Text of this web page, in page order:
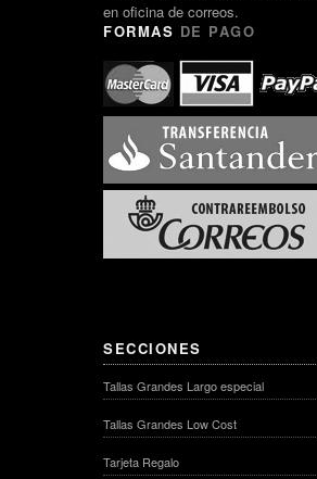
en oficina de correos.
FORMAS DE PAGO
SECCIONES
Tallas Grandes Largo especial
Tallas Grandes Low Cost
Tarjeta Regalo